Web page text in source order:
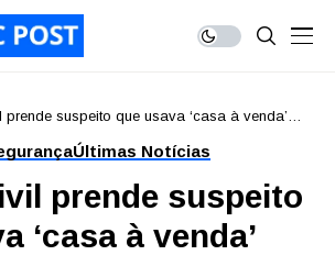
suspeito que usava ‘casa à venda’
Últimas Notícias
prende suspeito
‘casa à venda’